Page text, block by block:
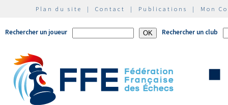
Plan du site | Contact | Publications | Mon
Rechercher un joueur Rechercher un club